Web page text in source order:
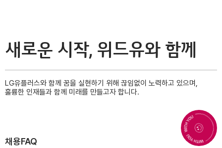
새로운 시작, 위드유와 함께
LG유플러스와 함께 꿈을 실현하기 위해 끊임없이 노력하고 있으며,
훌륭한 인재들과 함께 미래를 만들고자 합니다.
채용FAQ